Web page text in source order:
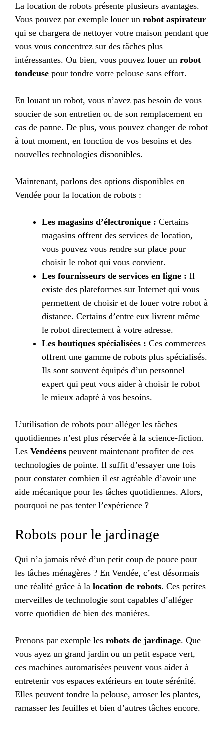
La location de robots présente plusieurs avantages.
Vous pouvez par exemple louer un robot aspirateur
qui se chargera de nettoyer votre maison pendant que
vous vous concentrez sur des tâches plus
intéressantes. Ou bien, vous pouvez louer un robot
tondeuse pour tondre votre pelouse sans effort.
En louant un robot, vous n’avez pas besoin de vous
soucier de son entretien ou de son remplacement en
cas de panne. De plus, vous pouvez changer de robot
à tout moment, en fonction de vos besoins et des
nouvelles technologies disponibles.
Maintenant, parlons des options disponibles en
Vendée pour la location de robots :
Les magasins d’électronique : Certains
magasins offrent des services de location,
vous pouvez vous rendre sur place pour
choisir le robot qui vous convient.
Les fournisseurs de services en ligne : Il
existe des plateformes sur Internet qui vous
permettent de choisir et de louer votre robot à
distance. Certains d’entre eux livrent même
le robot directement à votre adresse.
Les boutiques spécialisées : Ces commerces
offrent une gamme de robots plus spécialisés.
Ils sont souvent équipés d’un personnel
expert qui peut vous aider à choisir le robot
le mieux adapté à vos besoins.
L’utilisation de robots pour alléger les tâches
quotidiennes n’est plus réservée à la science-fiction.
Les Vendéens peuvent maintenant profiter de ces
technologies de pointe. Il suffit d’essayer une fois
pour constater combien il est agréable d’avoir une
aide mécanique pour les tâches quotidiennes. Alors,
pourquoi ne pas tenter l’expérience ?
Robots pour le jardinage
Qui n’a jamais rêvé d’un petit coup de pouce pour
les tâches ménagères ? En Vendée, c’est désormais
une réalité grâce à la location de robots. Ces petites
merveilles de technologie sont capables d’alléger
votre quotidien de bien des manières.
Prenons par exemple les robots de jardinage. Que
vous ayez un grand jardin ou un petit espace vert,
ces machines automatisées peuvent vous aider à
entretenir vos espaces extérieurs en toute sérénité.
Elles peuvent tondre la pelouse, arroser les plantes,
ramasser les feuilles et bien d’autres tâches encore.